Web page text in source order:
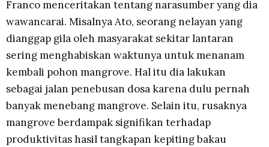
Franco menceritakan tentang narasumber yang dia
wawancarai. Misalnya Ato, seorang nelayan yang
dianggap gila oleh masyarakat sekitar lantaran
sering menghabiskan waktunya untuk menanam
kembali pohon mangrove. Hal itu dia lakukan
sebagai jalan penebusan dosa karena dulu pernah
banyak menebang mangrove. Selain itu, rusaknya
mangrove berdampak signifikan terhadap
produktivitas hasil tangkapan kepiting bakau